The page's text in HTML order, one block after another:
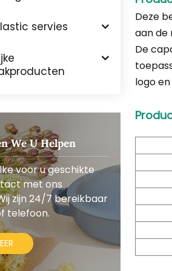
servies
We U Helpen
voor u geschikte
met ons
zijn 24/7 bereikbaar
telefoon.
Deze
aan de
De
logo